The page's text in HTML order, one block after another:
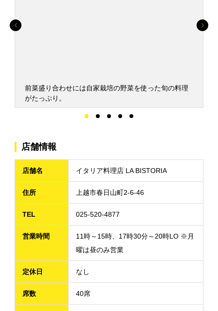
前菜盛り合わせには自家栽培の野菜を使った旬の料理
がたっぷり。
店舗情報
店舗名 イタリア料理店 LA BISTORIA
住所 上越市春日山町2-6-46
TEL 025-520-4877
営業時間
11時～15時、17時30分～20時LO ※月
曜は昼のみ営業
定休日 なし
席数 40席